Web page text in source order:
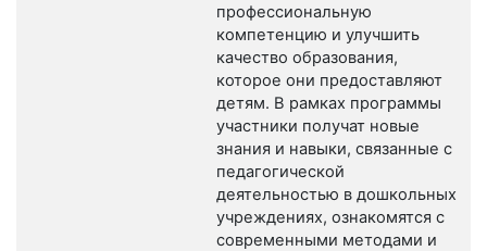
профессиональную
компетенцию и улучшить
качество образования,
которое они предоставляют
детям. В рамках программы
участники получат новые
знания и навыки, связанные с
педагогической
деятельностью в дошкольных
учреждениях, ознакомятся с
современными методами и